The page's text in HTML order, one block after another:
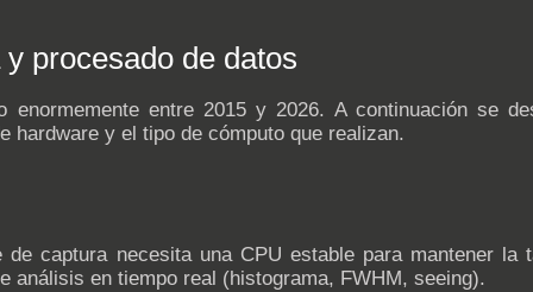
procesado de datos
enormemente entre 2015 y 2026. A continuación se
hardware y el tipo de cómputo que realizan.
captura necesita una CPU estable para mantener la
análisis en tiempo real (histograma, FWHM, seeing).